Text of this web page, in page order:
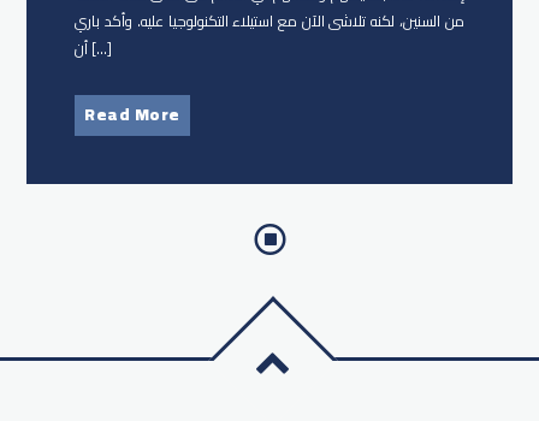
من السنين، لكنه تلاشى الآن مع استيلاء التكنولوجيا عليه. وأكد باري
أن […]
Read More